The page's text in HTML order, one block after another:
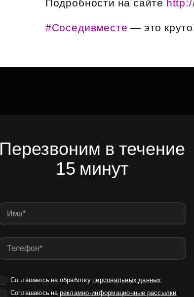
Подробности на сайте
#Соседивместе — это
Перезвоним в течение
15 минут
Соглашаюсь на обработку персональных данных
Соглашаюсь на рекламно-информационные рассылки